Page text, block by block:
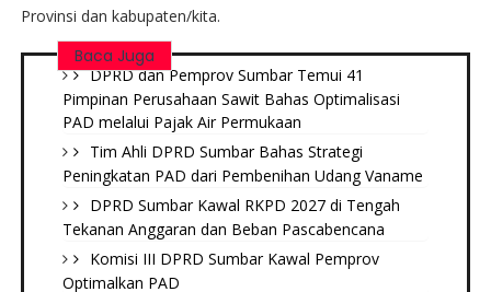
Provinsi dan kabupaten/kita.
Baca Juga
DPRD dan Pemprov Sumbar Temui 41
Pimpinan Perusahaan Sawit Bahas Optimalisasi
PAD melalui Pajak Air Permukaan
Tim Ahli DPRD Sumbar Bahas Strategi
Peningkatan PAD dari Pembenihan Udang Vaname
DPRD Sumbar Kawal RKPD 2027 di Tengah
Tekanan Anggaran dan Beban Pascabencana
Komisi III DPRD Sumbar Kawal Pemprov
Optimalkan PAD